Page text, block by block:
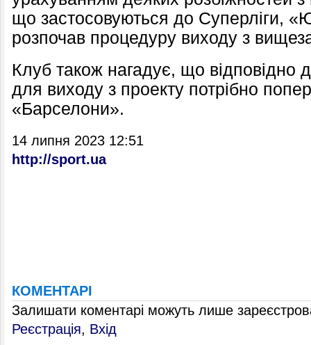
що застосовуються до Суперліги,
розпочав процедуру виходу з
Клуб також нагадує, що відповідно
для виходу з проекту потрібно
«Барселони».
14 липня 2023 12:51
http://sport.ua
КОМЕНТАРІ
Залишати коментарі можуть лише
Реєстрація, Вхід